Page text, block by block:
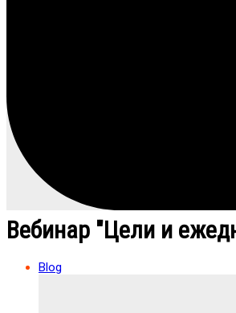
Вебинар "Цели и
Blog